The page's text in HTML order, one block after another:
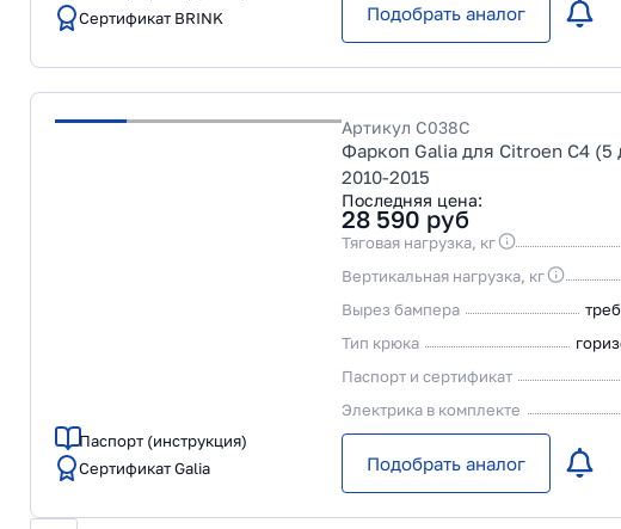
Сертификат BRINK
Подобрать аналог
Паспорт (инструкция)
Сертификат Galia
Артикул C038C
Фаркоп Galia для Citroen C4 (5
2010-2015
Последняя цена:
28 590 руб
Тяговая нагрузка, кг
Вертикальная нагрузка, кг
Вырез бампера
Тип крюка
Паспорт и сертификат
Электрика в комплекте
Подобрать аналог